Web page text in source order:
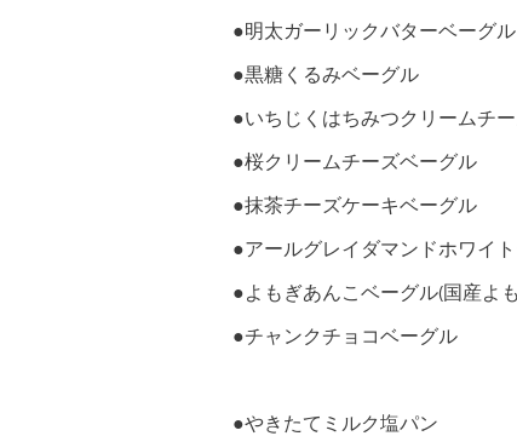
●明太ガーリックバターベーグル
●黒糖くるみベーグル
●いちじくはちみつクリームチ
●桜クリームチーズベーグル
●抹茶チーズケーキベーグル
●アールグレイダマンドホワイ
●よもぎあんこベーグル(国産よ
●チャンクチョコベーグル
●やきたてミルク塩パン